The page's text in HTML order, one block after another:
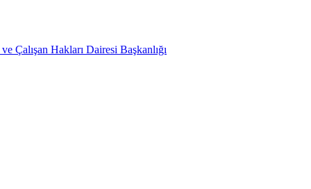
Çalışan Hakları Dairesi Başkanlığı